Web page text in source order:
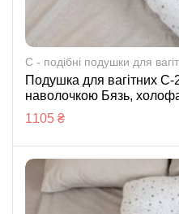
C - подібні подушки для
Подушка для вагітних
наволочкою Бязь,
1105 ₴